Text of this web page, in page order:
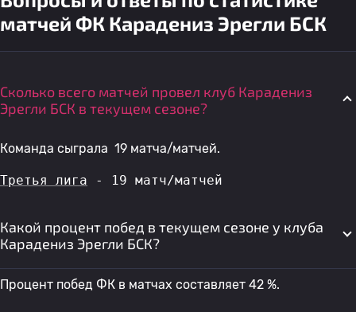
матчей ФК Карадениз Эрегли БСК
Сколько всего матчей провел клуб Карадениз
Эрегли БСК в текущем сезоне?
Команда сыграла 19 матча/матчей.
Третья лига - 19 матч/матчей
Какой процент побед в текущем сезоне у клуба
Карадениз Эрегли БСК?
Процент побед ФК в матчах составляет 42 %.